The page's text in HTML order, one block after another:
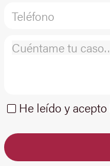
He leído y